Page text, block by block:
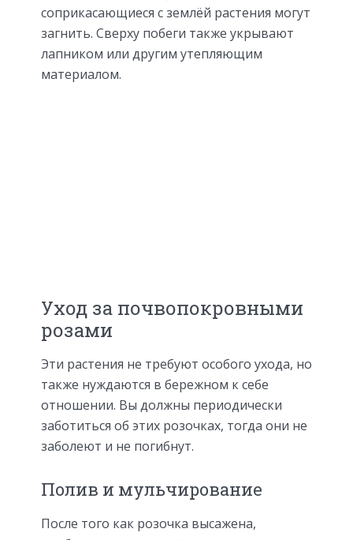
соприкасающиеся с землёй растения могут
загнить. Сверху побеги также укрывают
лапником или другим утепляющим
материалом.
Уход за почвопокровными
розами
Эти растения не требуют особого ухода, но
также нуждаются в бережном к себе
отношении. Вы должны периодически
заботиться об этих розочках, тогда они не
заболеют и не погибнут.
Полив и мульчирование
После того как розочка высажена,